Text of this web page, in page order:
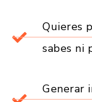
Quieres
sabes ni
Generar